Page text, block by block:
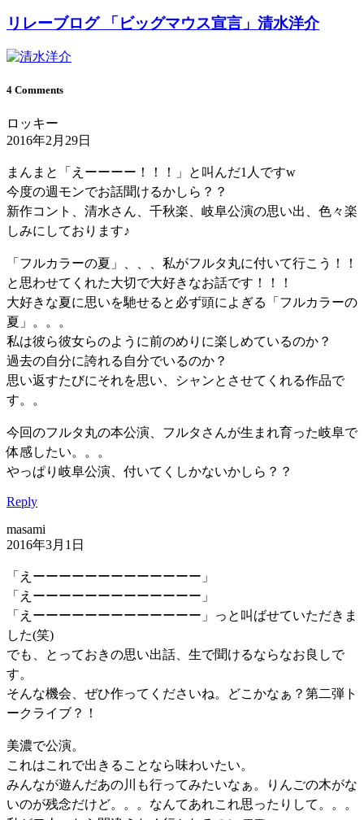
リレーブログ 「ビッグマウス宣言」清水洋介
4 Comments
ロッキー
2016年2月29日
まんまと「えーーーー！！！」と叫んだ1人ですw
今度の週モンでお話聞けるかしら？？
新作コント、清水さん、千秋楽、岐阜公演の思い出、色々楽
しみにしております♪
「フルカラーの夏」、、、私がフルタ丸に付いて行こう！！
と思わせてくれた大切で大好きなお話です！！！
大好きな夏に思いを馳せると必ず頭によぎる「フルカラーの
夏」。。。
私は彼ら彼女らのように前のめりに楽しめているのか？
過去の自分に誇れる自分でいるのか？
思い返すたびにそれを思い、シャンとさせてくれる作品で
す。。
今回のフルタ丸の本公演、フルタさんが生まれ育った岐阜で
体感したい。。。
やっぱり岐阜公演、付いてくしかないかしら？？
Reply
masami
2016年3月1日
「えーーーーーーーーーーーーー」
「えーーーーーーーーーーーーー」
「えーーーーーーーーーーーーー」っと叫ばせていただきま
した(笑)
でも、とっておきの思い出話、生で聞けるならなお良しで
す。
そんな機会、ぜひ作ってくださいね。どこかなぁ？第二弾ト
ークライブ？！
美濃で公演。
これはこれで出きることなら味わいたい。
みんなが遊んだあの川も行ってみたいなぁ。りんごの木がな
いのが残念だけど。。。なんてあれこれ思ったりして。。。